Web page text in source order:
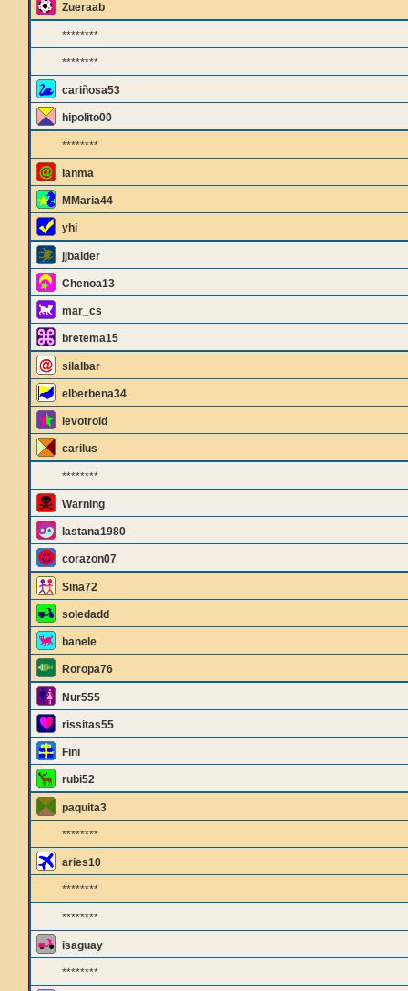
Zueraab
********
********
cariñosa53
hipolito00
********
lanma
MMaria44
yhi
jjbalder
Chenoa13
mar_cs
bretema15
silalbar
elberbena34
levotroid
carilus
********
Warning
lastana1980
corazon07
Sina72
soledadd
banele
Roropa76
Nur555
rissitas55
Fini
rubi52
paquita3
********
aries10
********
********
isaguay
********